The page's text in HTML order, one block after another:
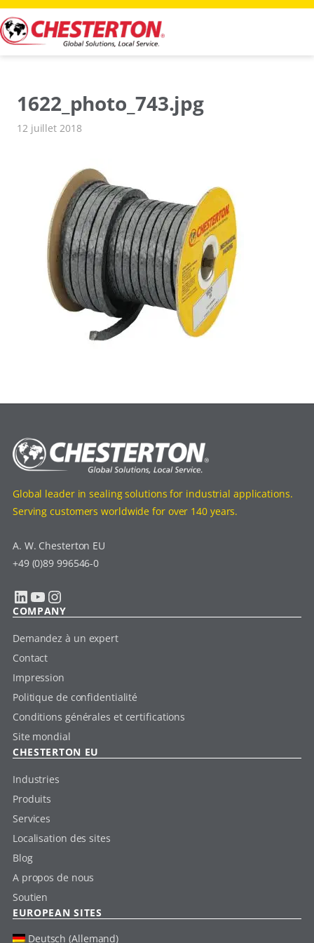
Aller
au
contenu
1622_photo_743.jpg
12 juillet 2018
Global leader in sealing solutions for industrial applications.
Serving customers worldwide for over 140 years.
A. W. Chesterton EU
+49 (0)89 996546-0
LinkedIn YouTube Instagram
COMPANY
Demandez à un expert
Contact
Impression
Politique de confidentialité
Conditions générales et certifications
Site mondial
CHESTERTON EU
Industries
Produits
Services
Localisation des sites
Blog
A propos de nous
Soutien
EUROPEAN SITES
Deutsch (Allemand)